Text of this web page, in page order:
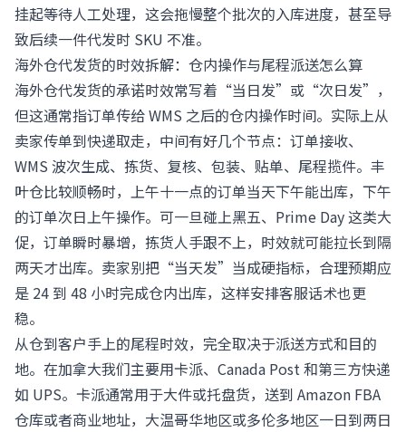
挂起等待人工处理，这会拖慢整个批次的入库进度，甚至导
致后续一件代发时 SKU 不准。
海外仓代发货的时效拆解：仓内操作与尾程派送怎么算
海外仓代发货的承诺时效常写着“当日发”或“次日发”，
但这通常指订单传给 WMS 之后的仓内操作时间。实际上从
卖家传单到快递取走，中间有好几个节点：订单接收、
WMS 波次生成、拣货、复核、包装、贴单、尾程揽件。丰
叶仓比较顺畅时，上午十一点的订单当天下午能出库，下午
的订单次日上午操作。可一旦碰上黑五、Prime Day 这类大
促，订单瞬时暴增，拣货人手跟不上，时效就可能拉长到隔
两天才出库。卖家别把“当天发”当成硬指标，合理预期应
是 24 到 48 小时完成仓内出库，这样安排客服话术也更
稳。
从仓到客户手上的尾程时效，完全取决于派送方式和目的
地。在加拿大我们主要用卡派、Canada Post 和第三方快递
如 UPS。卡派通常用于大件或托盘货，送到 Amazon FBA
仓库或者商业地址，大温哥华地区或多伦多地区一日到两日